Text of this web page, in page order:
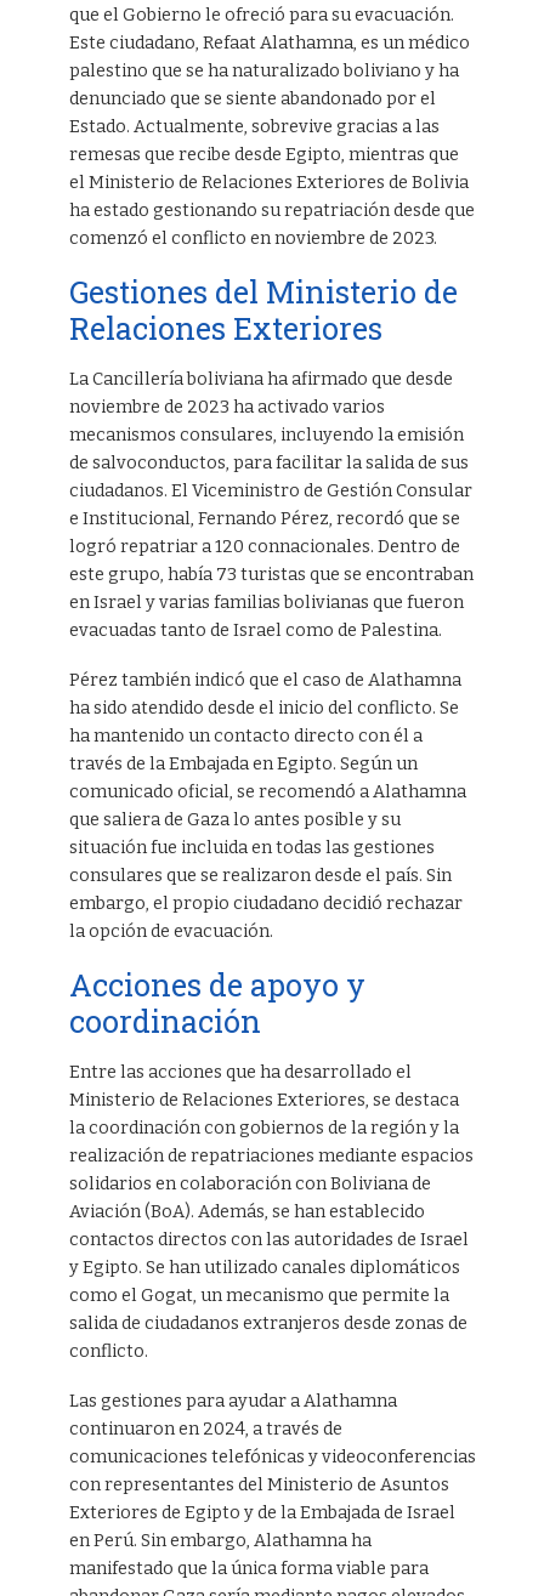
que el Gobierno le ofreció para su evacuación.
Este ciudadano, Refaat Alathamna, es un médico
palestino que se ha naturalizado boliviano y ha
denunciado que se siente abandonado por el
Estado. Actualmente, sobrevive gracias a las
remesas que recibe desde Egipto, mientras que
el Ministerio de Relaciones Exteriores de Bolivia
ha estado gestionando su repatriación desde que
comenzó el conflicto en noviembre de 2023.
Gestiones del Ministerio de
Relaciones Exteriores
La Cancillería boliviana ha afirmado que desde
noviembre de 2023 ha activado varios
mecanismos consulares, incluyendo la emisión
de salvoconductos, para facilitar la salida de sus
ciudadanos. El Viceministro de Gestión Consular
e Institucional, Fernando Pérez, recordó que se
logró repatriar a 120 connacionales. Dentro de
este grupo, había 73 turistas que se encontraban
en Israel y varias familias bolivianas que fueron
evacuadas tanto de Israel como de Palestina.
Pérez también indicó que el caso de Alathamna
ha sido atendido desde el inicio del conflicto. Se
ha mantenido un contacto directo con él a
través de la Embajada en Egipto. Según un
comunicado oficial, se recomendó a Alathamna
que saliera de Gaza lo antes posible y su
situación fue incluida en todas las gestiones
consulares que se realizaron desde el país. Sin
embargo, el propio ciudadano decidió rechazar
la opción de evacuación.
Acciones de apoyo y
coordinación
Entre las acciones que ha desarrollado el
Ministerio de Relaciones Exteriores, se destaca
la coordinación con gobiernos de la región y la
realización de repatriaciones mediante espacios
solidarios en colaboración con Boliviana de
Aviación (BoA). Además, se han establecido
contactos directos con las autoridades de Israel
y Egipto. Se han utilizado canales diplomáticos
como el Gogat, un mecanismo que permite la
salida de ciudadanos extranjeros desde zonas de
conflicto.
Las gestiones para ayudar a Alathamna
continuaron en 2024, a través de
comunicaciones telefónicas y videoconferencias
con representantes del Ministerio de Asuntos
Exteriores de Egipto y de la Embajada de Israel
en Perú. Sin embargo, Alathamna ha
manifestado que la única forma viable para